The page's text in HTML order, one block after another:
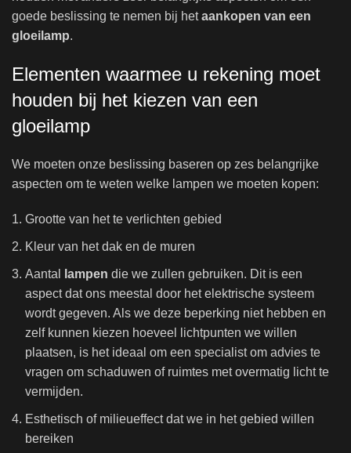
goede beslissing te nemen bij hetaankopen van een
gloeilamp.
Elementen waarmee u rekening moet
houden bij het kiezen van een
gloeilamp
We moeten onze beslissing baseren op zes belangrijke
aspecten om te weten welke lampen we moeten kopen:
Grootte van het te verlichten gebied
Kleur van het dak en de muren
Aantal lampen die we zullen gebruiken. Dit is een
aspect dat ons meestal door het elektrische systeem
wordt gegeven. Als we deze beperking niet hebben en
zelf kunnen kiezen hoeveel lichtpunten we willen
plaatsen, is het ideaal om een ​​specialist om advies te
vragen om schaduwen of ruimtes met overmatig licht te
vermijden.
Esthetisch of milieueffect dat we in het gebied willen
bereiken